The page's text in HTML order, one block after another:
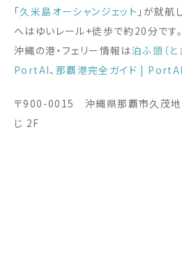
「久米島オーシャンジェット 」が就航
へはゆいレール+徒歩で約20分です。
沖縄の港・フェリー情報は泊ふ頭（
PortAI、 那覇港完全ガイド | PortAI
〒900-0015 沖縄県那覇市久茂地
じ 2F